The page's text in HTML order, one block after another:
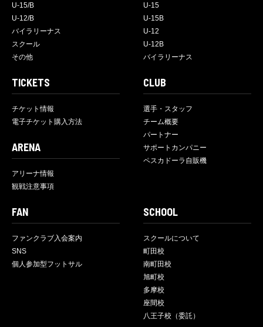
U-15/B
U-12/B
バイラリーナス
スクール
その他
U-15
U-15B
U-12
U-12B
バイラリーナス
TICKETS
チケット情報
電子チケット購入方法
ARENA
アリーナ情報
観戦注意事項
CLUB
選手・スタッフ
チーム概要
パートナー
サポートカンパニー
ペスカドーラ自販機
FAN
ファンクラブ入会案内
SNS
個人参加型フットサル
SCHOOL
スクールについて
町田校
南町田校
旭町校
多摩校
座間校
八王子校（委託）